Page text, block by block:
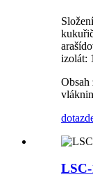
izolát:
dotaz
LSC-